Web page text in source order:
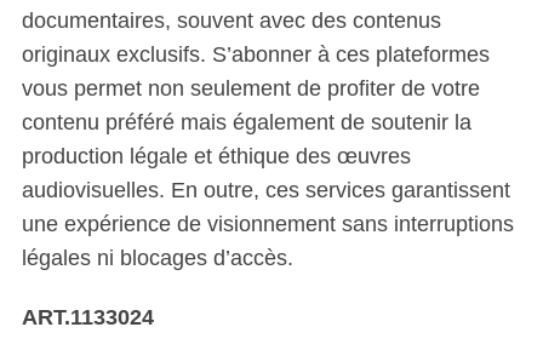
documentaires, souvent avec des contenus
originaux exclusifs. S’abonner à ces plateformes
vous permet non seulement de profiter de votre
contenu préféré mais également de soutenir la
production légale et éthique des œuvres
audiovisuelles. En outre, ces services garantissent
une expérience de visionnement sans interruptions
légales ni blocages d’accès.
ART.1133024